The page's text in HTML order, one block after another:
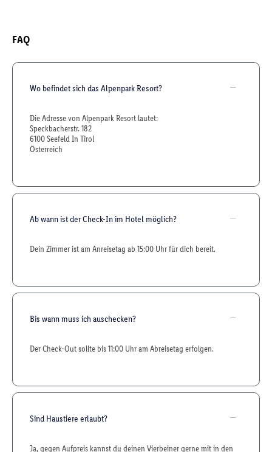
FAQ
Wo befindet sich das Alpenpark Resort?
Die Adresse von Alpenpark Resort lautet:
Speckbacherstr. 182
6100 Seefeld In Tirol
Österreich
Ab wann ist der Check-In im Hotel möglich?
Dein Zimmer ist am Anreisetag ab 15:00 Uhr für dich bereit.
Bis wann muss ich auschecken?
Der Check-Out sollte bis 11:00 Uhr am Abreisetag erfolgen.
Sind Haustiere erlaubt?
Ja, gegen Aufpreis kannst du deinen Vierbeiner gerne mit in den